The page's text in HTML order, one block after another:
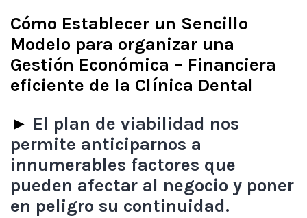
Cómo Establecer un Sencillo
Modelo para organizar una
Gestión Económica – Financiera
eficiente de la Clínica Dental
► El plan de viabilidad nos
permite anticiparnos a
innumerables factores que
pueden afectar al negocio y poner
en peligro su continuidad.